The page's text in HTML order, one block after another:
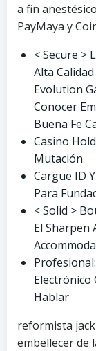
a fin
PayMaya y
< Secure >
Alta
Evolution
Conocer
Buena Fe
Casino
Mutación
Cargue ID
Para
< Solid >
El Sharpen
Electrónico
Hablar
reformista
embellecer de